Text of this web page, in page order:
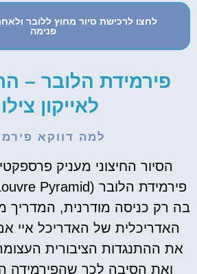
לחצו לרכישת סיור מחוץ ללובר
פנימה
פירמידת הלובר –
לאייקון
למה דווקא
הסיור החיצוני מעניק
בה רק כניסה מודרנית, המדריך
את ההתנגדות הציבורית
ואת הסיבה לכך